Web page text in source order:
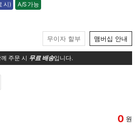
시) A/S 가능
가능
무이자 할부 맴버십 안내
주문 시 무료 배송입니다.
0 원